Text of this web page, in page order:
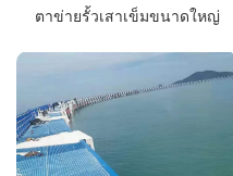
ตาข่ายรั้วเสาเข็มขนาดใหญ่